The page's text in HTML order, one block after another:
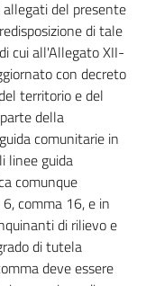
allegati del presente
di tale
cui all'Allegato XII-
con decreto
territorio e del
della
comunitarie in
linee guida
comunque
comma 16, e in
di rilievo e
di tutela
deve essere